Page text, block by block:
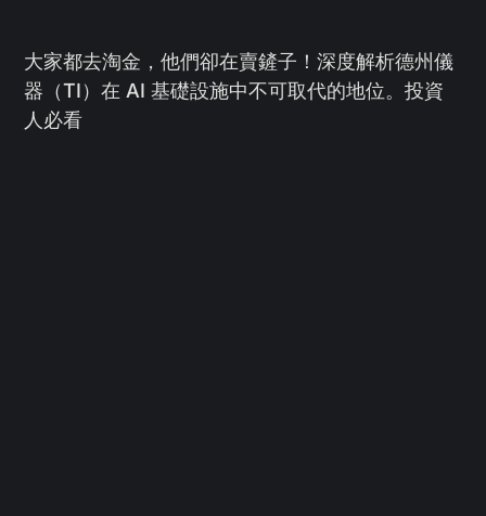
大家都去淘金，他們卻在賣鏟子！深度解析德州儀
器（TI）在 AI 基礎設施中不可取代的地位。投資
人必看